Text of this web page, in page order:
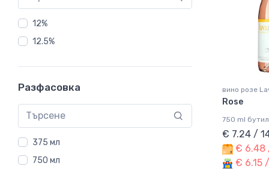
12%
12.5%
Разфасовка
375 мл
750 мл
вино розе
Rose
750 ml
€ 7.24 /
€ 6.48
€ 6.15